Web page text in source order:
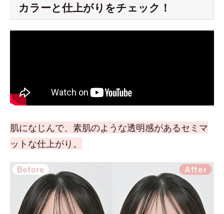
カラーと仕上がりをチェック！
肌になじんで、素肌のような透明感があるセミマ
ットな仕上がり。